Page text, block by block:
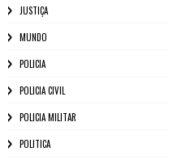
JUSTIÇA
MUNDO
POLICIA
POLICIA CIVIL
POLICIA MILITAR
POLITICA